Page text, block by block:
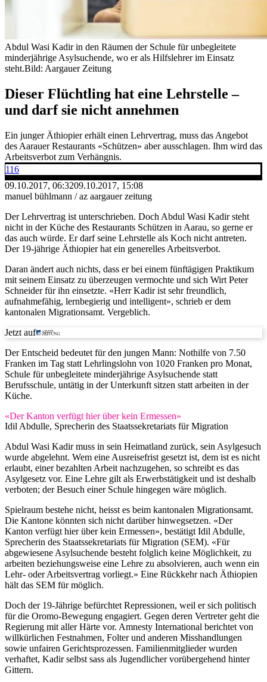
Abdul Wasi Kadir in den Räumen der Schule für unbegleitete
minderjährige Asylsuchende, wo er als Hilfslehrer im Einsatz
steht.Bild: Aargauer Zeitung
Dieser Flüchtling hat eine Lehrstelle –
und darf sie nicht annehmen
Ein junger Äthiopier erhält einen Lehrvertrag, muss das Angebot
des Aarauer Restaurants «Schützen» aber ausschlagen. Ihm wird das
Arbeitsverbot zum Verhängnis.
116
09.10.2017, 06:3209.10.2017, 15:08
manuel bühlmann / az aargauer zeitung
Der Lehrvertrag ist unterschrieben. Doch Abdul Wasi Kadir steht
nicht in der Küche des Restaurants Schützen in Aarau, so gerne er
das auch würde. Er darf seine Lehrstelle als Koch nicht antreten.
Der 19-jährige Äthiopier hat ein generelles Arbeitsverbot.
Daran ändert auch nichts, dass er bei einem fünftägigen Praktikum
mit seinem Einsatz zu überzeugen vermochte und sich Wirt Peter
Schneider für ihn einsetzte. «Herr Kadir ist sehr freundlich,
aufnahmefähig, lernbegierig und intelligent», schrieb er dem
kantonalen Migrationsamt. Vergeblich.
Jetzt auf
Der Entscheid bedeutet für den jungen Mann: Nothilfe von 7.50
Franken im Tag statt Lehrlingslohn von 1020 Franken pro Monat,
Schule für unbegleitete minderjährige Asylsuchende statt
Berufsschule, untätig in der Unterkunft sitzen statt arbeiten in der
Küche.
«Der Kanton verfügt hier über kein Ermessen»
Idil Abdulle, Sprecherin des Staatssekretariats für Migration
Abdul Wasi Kadir muss in sein Heimatland zurück, sein Asylgesuch
wurde abgelehnt. Wem eine Ausreisefrist gesetzt ist, dem ist es nicht
erlaubt, einer bezahlten Arbeit nachzugehen, so schreibt es das
Asylgesetz vor. Eine Lehre gilt als Erwerbstätigkeit und ist deshalb
verboten; der Besuch einer Schule hingegen wäre möglich.
Spielraum bestehe nicht, heisst es beim kantonalen Migrationsamt.
Die Kantone könnten sich nicht darüber hinwegsetzen. «Der
Kanton verfügt hier über kein Ermessen», bestätigt Idil Abdulle,
Sprecherin des Staatssekretariats für Migration (SEM). «Für
abgewiesene Asylsuchende besteht folglich keine Möglichkeit, zu
arbeiten beziehungsweise eine Lehre zu absolvieren, auch wenn ein
Lehr- oder Arbeitsvertrag vorliegt.» Eine Rückkehr nach Äthiopien
hält das SEM für möglich.
Doch der 19-Jährige befürchtet Repressionen, weil er sich politisch
für die Oromo-Bewegung engagiert. Gegen deren Vertreter geht die
Regierung mit aller Härte vor. Amnesty International berichtet von
willkürlichen Festnahmen, Folter und anderen Misshandlungen
sowie unfairen Gerichtsprozessen. Familienmitglieder wurden
verhaftet, Kadir selbst sass als Jugendlicher vorübergehend hinter
Gittern.